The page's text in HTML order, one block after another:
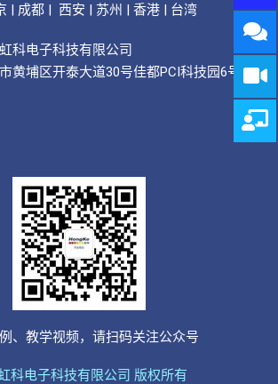
| 成都 | 西安 | 苏州 | 香港 | 台湾
科电子科技有限公司
黄埔区开泰大道30号佳都PCI科技园6号
、教学视频，请扫码关注公众号
科电子科技有限公司 版权所有